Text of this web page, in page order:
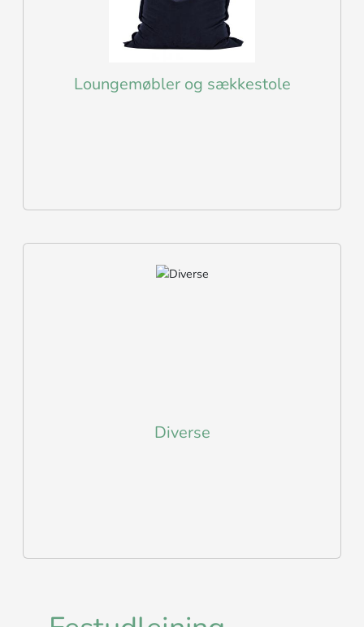
Loungemøbler og sækkestole
Diverse